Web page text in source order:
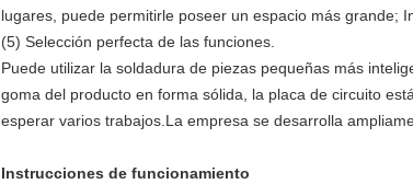
lugares, puede permitirle poseer un espacio más grande;
(5) Selección perfecta de las funciones.
Puede utilizar la soldadura de piezas pequeñas más
goma del producto en forma sólida, la placa de circuito
esperar varios trabajos.La empresa se desarrolla
Instrucciones de funcionamiento